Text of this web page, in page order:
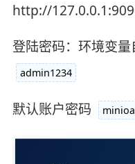
http://
登陆密码：环境变量
admin1234
默认账户密码